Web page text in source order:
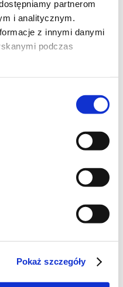
partnerom
i analitycznym.
z innymi danymi
podczas
Pokaż szczegóły
(możesz
(możesz zastąpić
1/2 łyżeczki),
imbiru,
ziemniaczanej.